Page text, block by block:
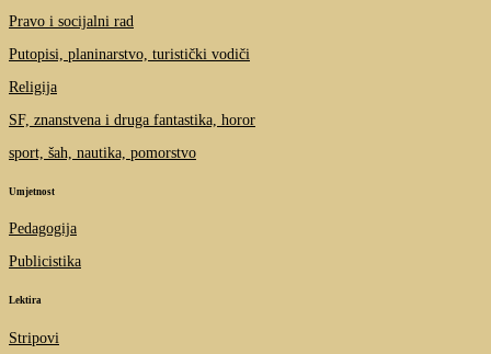
Pravo i socijalni rad
Putopisi, planinarstvo, turistički vodiči
Religija
SF, znanstvena i druga fantastika, horor
sport, šah, nautika, pomorstvo
Umjetnost
Pedagogija
Publicistika
Lektira
Stripovi